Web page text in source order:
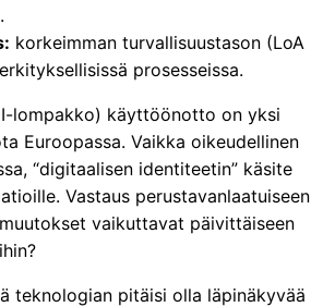
korkeimman turvallisuustason (LoA
prosesseissa.
lompakko) käyttöönotto on yksi
Euroopassa. Vaikka oikeudellinen
“digitaalisen identiteetin” käsite
Vastaus perustavanlaatuiseen
vaikuttavat päivittäiseen
teknologian pitäisi olla läpinäkyvää